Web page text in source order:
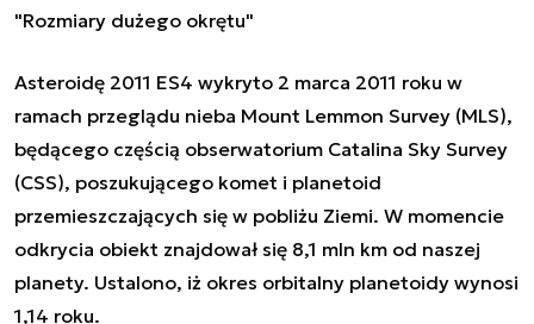
"Rozmiary dużego okrętu"
Asteroidę 2011 ES4 wykryto 2 marca 2011 roku w
ramach przeglądu nieba Mount Lemmon Survey (MLS),
będącego częścią obserwatorium Catalina Sky Survey
(CSS), poszukującego komet i planetoid
przemieszczających się w pobliżu Ziemi. W momencie
odkrycia obiekt znajdował się 8,1 mln km od naszej
planety. Ustalono, iż okres orbitalny planetoidy wynosi
1,14 roku.